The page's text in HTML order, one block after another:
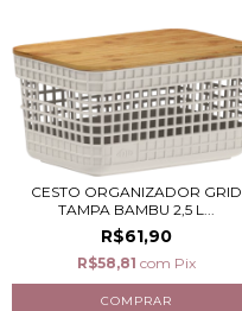
CESTO ORGANIZADOR GRID
TAMPA BAMBU 2,5 L...
R$61,90
R$58,81 com Pix